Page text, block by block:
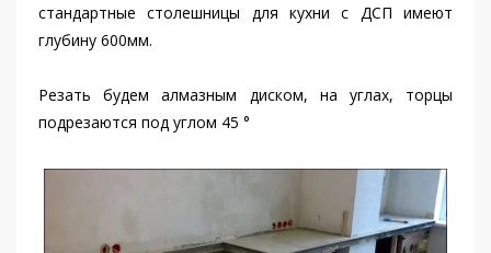
стандартные столешницы для кухни с ДСП имеют
глубину 600мм.
Резать будем алмазным диском, на углах, торцы
подрезаются под углом 45 °